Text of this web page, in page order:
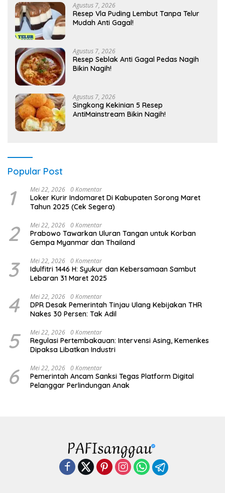
Agustus 7, 2026
Resep Vla Puding Lembut Tanpa Telur
Mudah Anti Gagal!
Agustus 7, 2026
Resep Seblak Anti Gagal Pedas Nagih
Bikin Nagih!
Agustus 7, 2026
Singkong Kekinian 5 Resep
AntiMainstream Bikin Nagih!
Popular Post
1 Mei 22, 2026 0 Komentar
Loker Kurir Indomaret Di Kabupaten Sorong Maret
Tahun 2025 (Cek Segera)
2 Mei 22, 2026 0 Komentar
Prabowo Tawarkan Uluran Tangan untuk Korban
Gempa Myanmar dan Thailand
3 Mei 22, 2026 0 Komentar
Idulfitri 1446 H: Syukur dan Kebersamaan Sambut
Lebaran 31 Maret 2025
4 Mei 22, 2026 0 Komentar
DPR Desak Pemerintah Tinjau Ulang Kebijakan THR
Nakes 30 Persen: Tak Adil
5 Mei 22, 2026 0 Komentar
Regulasi Pertembakauan: Intervensi Asing, Kemenkes
Dipaksa Libatkan Industri
6 Mei 22, 2026 0 Komentar
Pemerintah Ancam Sanksi Tegas Platform Digital
Pelanggar Perlindungan Anak